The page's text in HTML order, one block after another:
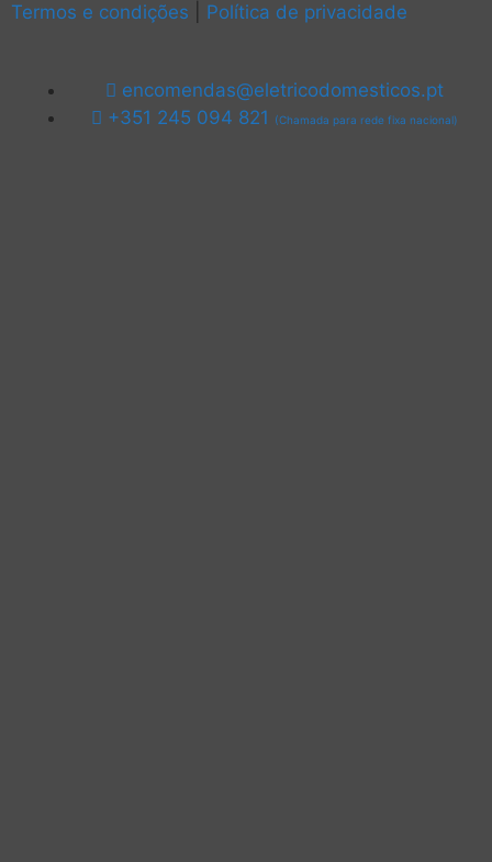
Termos e condições Política de privacidade
encomendas@eletricodomesticos.pt
+351 245 094 821
(Chamada para rede fixa nacional)